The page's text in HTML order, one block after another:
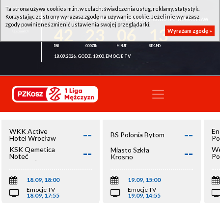
WKK ACTIVE HOTEL WROCŁAW - KSK QEMETICA NOTEĆ INOWROCŁAW
13
18.09.2026, GODZ. 18:00, EMOCJE TV
WKK Active
Hotel Wrocław
--
KSK Qemetica
Noteć
Inowrocław
--
18.09, 18:00
Emocje TV
18.09, 17:55
BS Polonia Bytom --
Miasto Szkła
Krosno
--
19.09, 15:00
Emocje TV
19.09, 14:55
Ta strona używa cookies m.in. w celach: świadczenia usług, reklamy, statystyk.
Korzystając ze strony wyrażasz zgodę na używanie cookie. Jeżeli nie wyrażasz
zgody powinieneś zmienić ustawienia swojej przeglądarki.
Wyrażam zgodę »